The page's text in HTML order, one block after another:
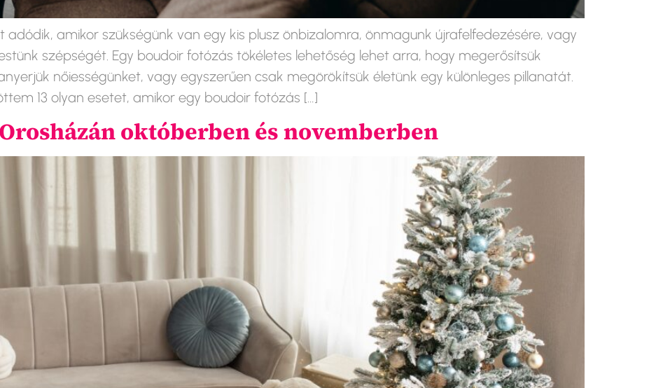
amikor szükségünk van egy kis plusz önbizalomra, önmagunk újrafelfedezésére, vagy
szépségét. Egy boudoir fotózás tökéletes lehetőség lehet arra, hogy megerősítsük
nőiességünket, vagy egyszerűen csak megörökítsük életünk egy különleges pillanatát.
13 olyan esetet, amikor egy boudoir fotózás […]
októberben és novemberben